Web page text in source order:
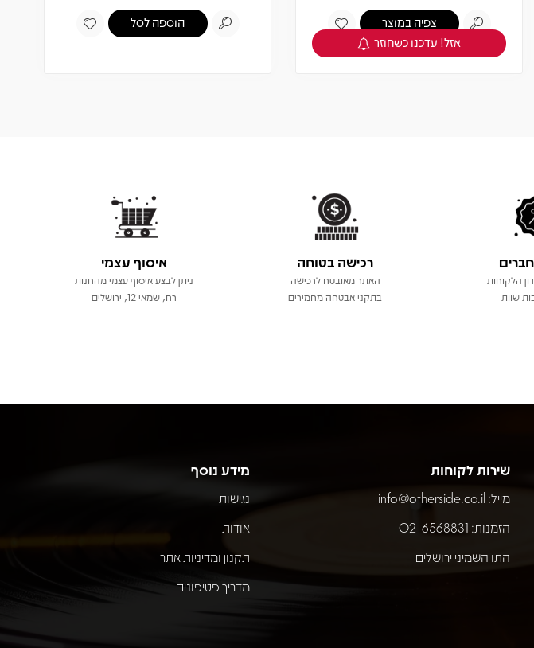
צפיה במוצר
אזל! עדכנו כשחוזר
הוספה לסל
הלקוחות
שוות
רכישה בטוחה
האתר מאובטח לרכישה
בתקני אבטחה מחמירים
איסוף עצמי
ניתן לבצע איסוף עצמי מהחנות
רח, שמאי 12, ירושלים
שירות לקוחות
מייל: info@otherside.co.il
הזמנות: 02-6568831
התו השמיני ירושלים
מידע נוסף
נגישות
אודות
תקנון ומדיניות אתר
מדריך פטיפונים